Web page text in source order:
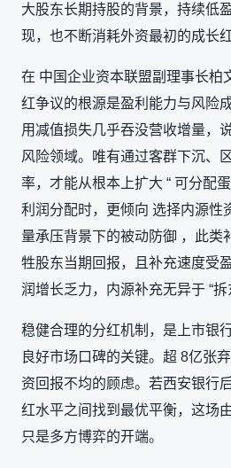
大股东长期持股的背景，持续低
现，也不断消耗外资最初的成长
在 中国企业资本联盟副理事长柏
红争议的根源是盈利能力与风险
用减值损失几乎吞没营收增量，
风险领域。唯有通过客群下沉、
率，才能从根本上扩大 “ 可分配
利润分配时，更倾向 选择内源性
量承压背景下的被动防御 ，此类
牲股东当期回报，且补充速度受
润增长乏力，内源补充无异于 “拆
稳健合理的分红机制，是上市银
良好市场口碑的关键。超 8亿张
资回报不均的顾虑。若西安银行
红水平之间找到最优平衡，这场
只是多方博弈的开端。